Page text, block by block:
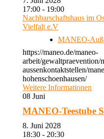
17:00 - 19:00
Nachbarschaftshaus im
Vielfalt e.V
MANEO-
https://maneo.de/maneo-
arbeit/gewaltpraevention/
aussenkontaktstellen/
hohenschoenhausen/
Weitere Informationen
08 Juni
MANEO-Teestube
8. Juni 2028
18:30 - 20:30